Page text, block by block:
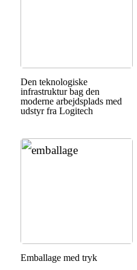
Den teknologiske
infrastruktur bag den
moderne arbejdsplads med
udstyr fra Logitech
Emballage med tryk